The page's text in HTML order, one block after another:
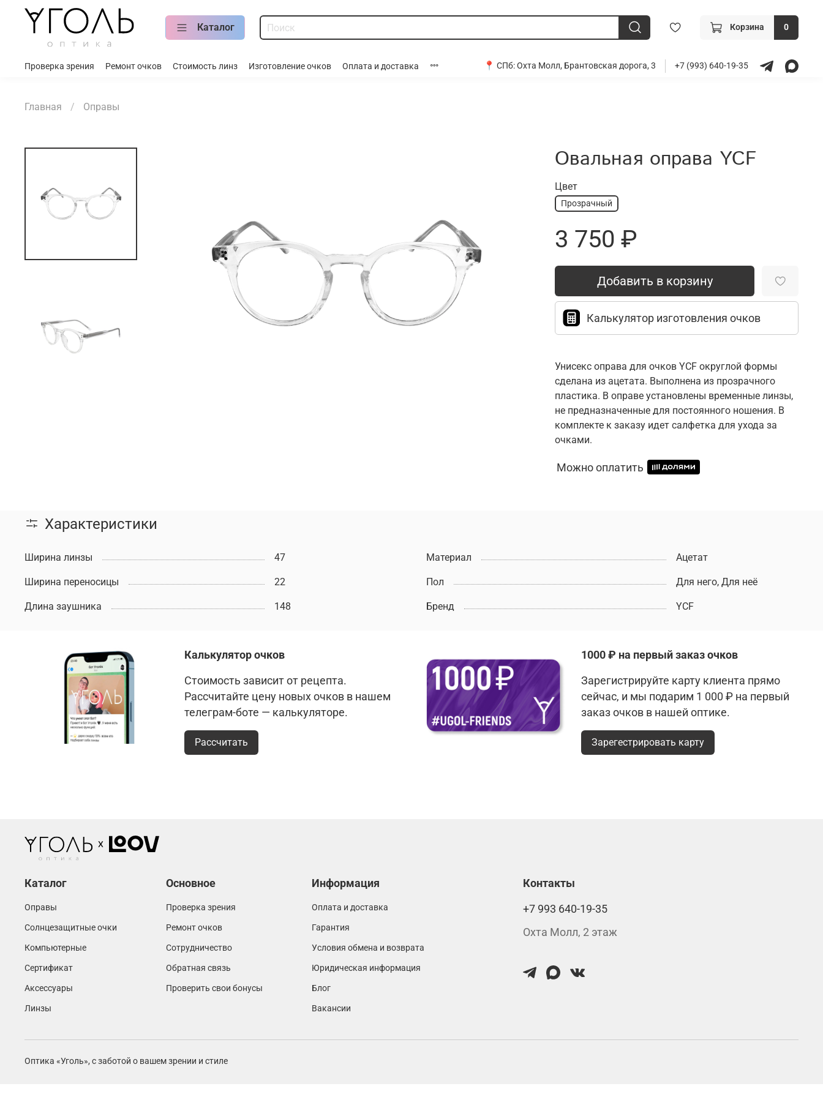
Каталог Корзина 0
Проверка зрения Ремонт очков Стоимость линз Изготовление очков Оплата и доставка 📍 СПб:Охта Молл, Брантовская дорога, 3 +7 (993) 640-19-35
Главная Оправы
Овальная оправа YCF
Цвет
Прозрачный
3 750 ₽
Добавить в корзину
Калькулятор изготовления очков
Унисекс оправа для очков YCF округлой формы
сделана из ацетата. Выполнена из прозрачного
пластика. В оправе установлены временные линзы,
не предназначенные для постоянного ношения. В
комплекте к заказу идет салфетка для ухода за
очками.
Можно оплатить
Характеристики
Ширина линзы 47 Материал Ацетат
Ширина переносицы 22 Пол Для него, Для неё
Длина заушника 148 Бренд YCF
Калькулятор очков
Стоимость зависит от рецепта.
Рассчитайте цену новых очков в нашем
телеграм-боте — калькуляторе.
Рассчитать
1000 ₽ на первый заказ очков
Зарегистрируйте карту клиента прямо
сейчас, и мы подарим 1 000 ₽ на первый
заказ очков в нашей оптике.
Зарегестрировать карту
Каталог
Оправы
Солнцезащитные очки
Компьютерные
Сертификат
Аксессуары
Линзы
Основное
Проверка зрения
Ремонт очков
Сотрудничество
Обратная связь
Проверить свои бонусы
Информация
Оплата и доставка
Гарантия
Условия обмена и возврата
Юридическая информация
Блог
Вакансии
Контакты
+7 993 640-19-35
Охта Молл, 2 этаж
Оптика «Уголь», с заботой о вашем зрении и стиле